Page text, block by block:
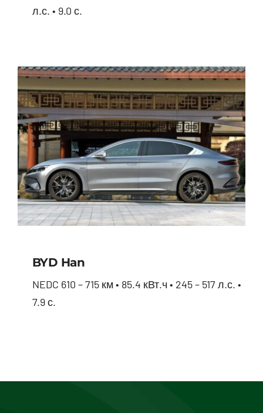
л.с. • 9.0 с.
BYD Han
NEDC 610 – 715 км • 85.4 кВт.ч • 245 – 517 л.с. •
7.9 с.